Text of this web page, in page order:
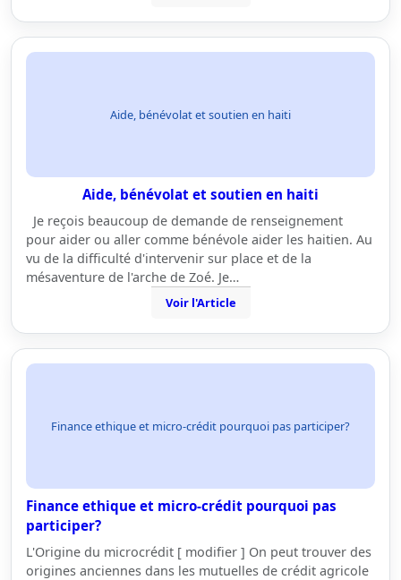
Aide, bénévolat et soutien en haiti
Aide, bénévolat et soutien en haiti
Je reçois beaucoup de demande de renseignement
pour aider ou aller comme bénévole aider les haitien. Au
vu de la difficulté d'intervenir sur place et de la
mésaventure de l'arche de Zoé. Je…
Voir l'Article
Finance ethique et micro-crédit pourquoi pas participer?
Finance ethique et micro-crédit pourquoi pas
participer?
L'Origine du microcrédit [ modifier ] On peut trouver des
origines anciennes dans les mutuelles de crédit agricole